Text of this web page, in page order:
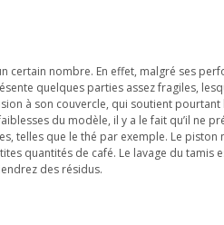
certain nombre. En effet, malgré ses
quelques parties assez fragiles,
à son couvercle, qui soutient
du modèle, il y a le fait qu’il ne
telles que le thé par exemple. Le piston
quantités de café. Le lavage du tamis
des résidus.